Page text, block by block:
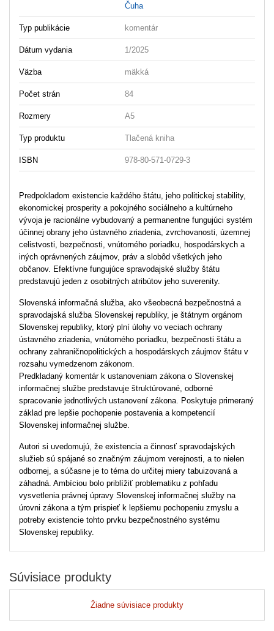
Čuha
Typ publikácie komentár
Dátum vydania 1/2025
Väzba mäkká
Počet strán 84
Rozmery A5
Typ produktu Tlačená kniha
ISBN 978-80-571-0729-3
Predpokladom existencie každého štátu, jeho politickej stability,
ekonomickej prosperity a pokojného sociálneho a kultúrneho
vývoja je racionálne vybudovaný a permanentne fungujúci systém
účinnej obrany jeho ústavného zriadenia, zvrchovanosti, územnej
celistvosti, bezpečnosti, vnútorného poriadku, hospodárskych a
iných oprávnených záujmov, práv a slobôd všetkých jeho
občanov. Efektívne fungujúce spravodajské služby štátu
predstavujú jeden z osobitných atribútov jeho suverenity.
Slovenská informačná služba, ako všeobecná bezpečnostná a
spravodajská služba Slovenskej republiky, je štátnym orgánom
Slovenskej republiky, ktorý plní úlohy vo veciach ochrany
ústavného zriadenia, vnútorného poriadku, bezpečnosti štátu a
ochrany zahraničnopolitických a hospodárskych záujmov štátu v
rozsahu vymedzenom zákonom.
Predkladaný komentár k ustanoveniam zákona o Slovenskej
informačnej službe predstavuje štruktúrované, odborné
spracovanie jednotlivých ustanovení zákona. Poskytuje primeraný
základ pre lepšie pochopenie postavenia a kompetencií
Slovenskej informačnej službe.
Autori si uvedomujú, že existencia a činnosť spravodajských
služieb sú spájané so značným záujmom verejnosti, a to nielen
odbornej, a súčasne je to téma do určitej miery tabuizovaná a
záhadná. Ambíciou bolo priblížiť problematiku z pohľadu
vysvetlenia právnej úpravy Slovenskej informačnej služby na
úrovni zákona a tým prispieť k lepšiemu pochopeniu zmyslu a
potreby existencie tohto prvku bezpečnostného systému
Slovenskej republiky.
Súvisiace produkty
Žiadne súvisiace produkty